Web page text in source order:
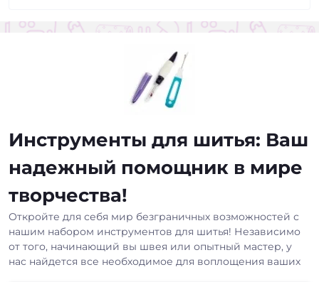
Инструменты для шитья: Ваш
надежный помощник в мире
творчества!
Откройте для себя мир безграничных возможностей с
нашим набором инструментов для шитья! Независимо
от того, начинающий вы швея или опытный мастер, у
нас найдется все необходимое для воплощения ваших